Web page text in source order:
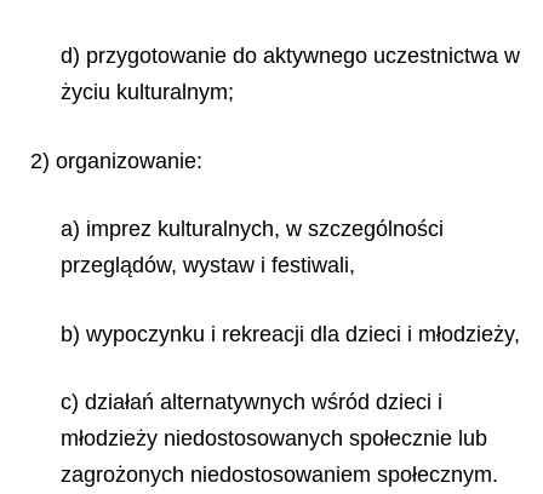
d) przygotowanie do aktywnego uczestnictwa w
życiu kulturalnym;
2) organizowanie:
a) imprez kulturalnych, w szczególności
przeglądów, wystaw i festiwali,
b) wypoczynku i rekreacji dla dzieci i młodzieży,
c) działań alternatywnych wśród dzieci i
młodzieży niedostosowanych społecznie lub
zagrożonych niedostosowaniem społecznym.